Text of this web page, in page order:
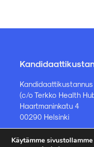
Kandidaattikustannus
(c/o Terkko Health
Haartmaninkatu 4
00290 Helsinki
Kirjakauppa ja
Käytämme